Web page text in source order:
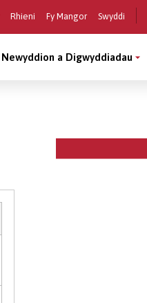
Rhieni Fy Mangor Swyddi
Newyddion a Digwyddiadau